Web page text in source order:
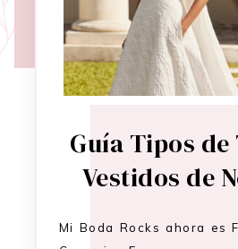
Guía Tipos de
Vestidos de
Mi Boda Rocks ahora es